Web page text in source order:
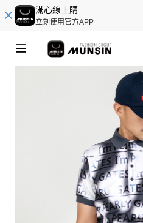
滿心線上購
立刻使用官方APP